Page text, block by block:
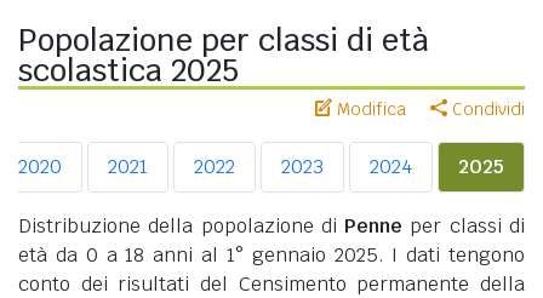
Popolazione per classi di età
scolastica 2025
Modifica Condividi
2020 2021 2022 2023 2024 2025
Distribuzione della popolazione di Penne per classi di
età da 0 a 18 anni al 1° gennaio 2025. I dati tengono
conto dei risultati del Censimento permanente della